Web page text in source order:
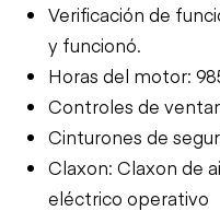
Verificación de
y funcionó.
Horas del motor:
Controles de
Cinturones de
Claxon: Claxon de
eléctrico operativo